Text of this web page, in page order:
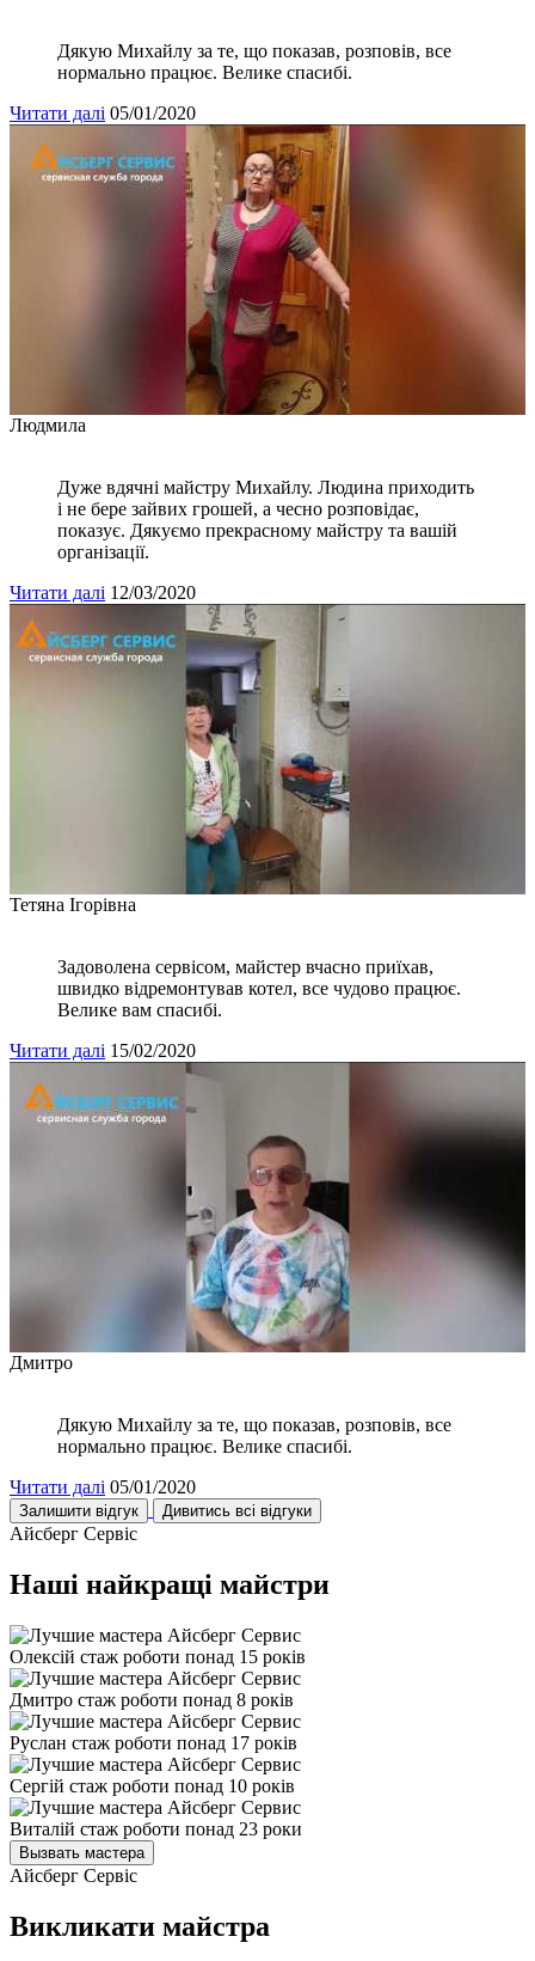
Дякую Михайлу за те, що показав, розповів, все
нормально працює. Велике спасибі.
Читати далі 05/01/2020
Людмила
Дуже вдячні майстру Михайлу. Людина приходить
і не бере зайвих грошей, а чесно розповідає,
показує. Дякуємо прекрасному майстру та вашій
організації.
Читати далі 12/03/2020
Тетяна Ігорівна
Задоволена сервісом, майстер вчасно приїхав,
швидко відремонтував котел, все чудово працює.
Велике вам спасибі.
Читати далі 15/02/2020
Дмитро
Дякую Михайлу за те, що показав, розповів, все
нормально працює. Велике спасибі.
Читати далі 05/01/2020
Залишити відгук Дивитись всі відгуки
Айсберг Сервіс
Наші найкращі майстри
Олексій стаж роботи понад 15 років
Дмитро стаж роботи понад 8 років
Руслан стаж роботи понад 17 років
Сергій стаж роботи понад 10 років
Виталій стаж роботи понад 23 роки
Вызвать мастера
Айсберг Сервіс
Викликати майстра